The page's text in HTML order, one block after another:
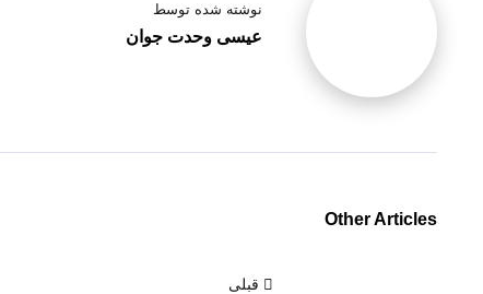
نوشته شده توسط
عیسی وحدت جوان
Other Articles
قبلی